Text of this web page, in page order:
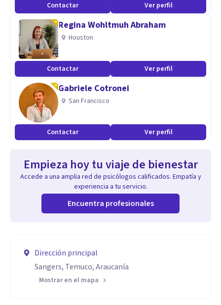
Contactar Ver perfil
Regina Wohltmuh Abraham
Houston
Contactar Ver perfil
Gabriele Cotronei
San Francisco
Contactar Ver perfil
Empieza hoy tu viaje de bienestar
Accede a una amplia red de psicólogos calificados. Empatía y
experiencia a tu servicio.
Encuentra profesionales
Dirección principal
Sangers, Temuco, Araucanía
Mostrar en el mapa